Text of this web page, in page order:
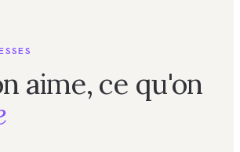
aime, ce qu'on